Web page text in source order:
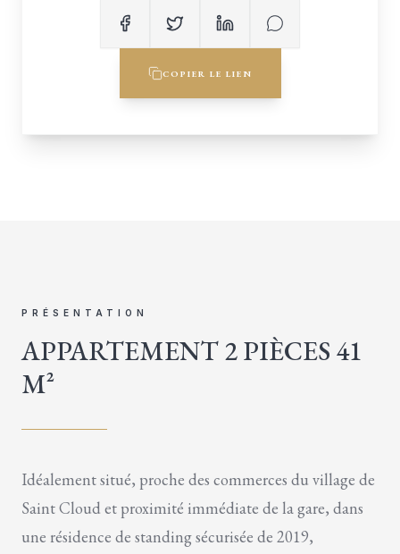
COPIER LE LIEN
PRÉSENTATION
APPARTEMENT 2 PIÈCES 41
M²
Idéalement situé, proche des commerces du village de
Saint Cloud et proximité immédiate de la gare, dans
une résidence de standing sécurisée de 2019,